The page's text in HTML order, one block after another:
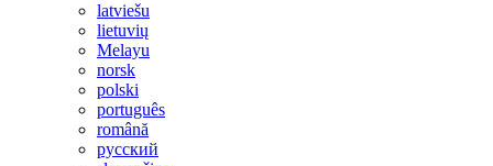
latviešu
lietuvių
Melayu
norsk
polski
português
română
русский